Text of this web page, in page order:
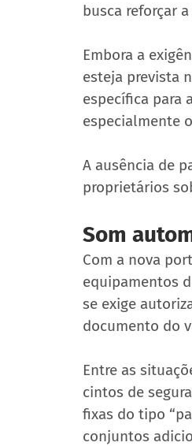
busca reforçar
Embora a
esteja prevista
específica para
especialmente
A ausência de
proprietários
Som
Com a nova
equipamentos
se exige
documento do
Entre as
cintos de
fixas do tipo
conjuntos